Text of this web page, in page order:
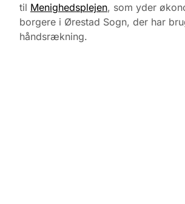
til Menighedsplejen, som yder
borgere i Ørestad Sogn, der har
håndsrækning.